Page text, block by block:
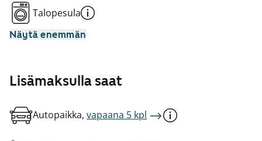
Talopesula
Näytä enemmän
Lisämaksulla saat
Autopaikka, vapaana 5 kpl